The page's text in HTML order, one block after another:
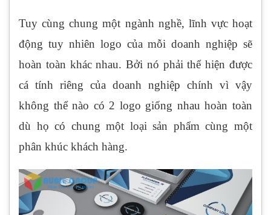
Tuy cùng chung một ngành nghề, lĩnh vực hoạt
động tuy nhiên logo của mỗi doanh nghiệp sẽ
hoàn toàn khác nhau. Bởi nó phải thể hiện được
cá tính riêng của doanh nghiệp chính vì vậy
không thể nào có 2 logo giống nhau hoàn toàn
dù họ có chung một loại sản phẩm cùng một
phân khúc khách hàng.